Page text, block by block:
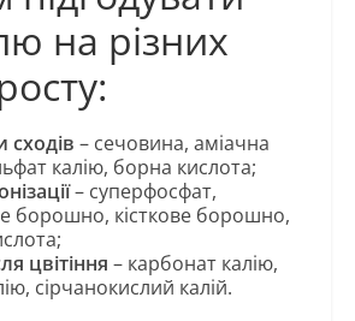
на різних
сходів – сечовина, аміачна
калію, борна кислота;
– суперфосфат,
борошно, кісткове борошно,
цвітіння – карбонат калію,
сірчанокислий калій.